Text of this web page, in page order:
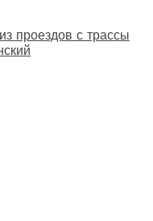
проездов с трассы